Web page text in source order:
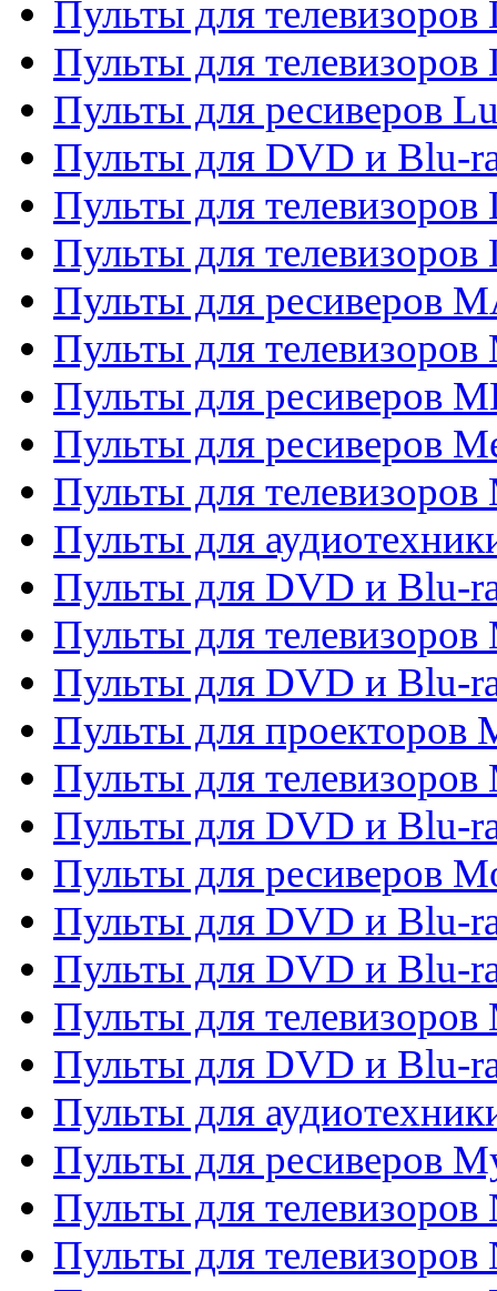
Пульты для телевизоров
Пульты для
Пульты для ресиверов
Пульты для DVD и Blu-
Пульты для телевизоров
Пульты для телевизоров
Пульты для ресиверов
Пульты для телевизоров
Пульты для ресиверов
Пульты для ресиверов
Пульты для телевизоров
Пульты для
Пульты для DVD и Blu-
Пульты для
Пульты для DVD и Blu-
Пульты для проекторов
Пульты для
Пульты для DVD и Blu-
Пульты для ресиверов
Пульты для DVD и Blu-
Пульты для DVD и Blu-
Пульты для телевизоров
Пульты для DVD и Blu-
Пульты для
Пульты для ресиверов
Пульты для телевизоров
Пульты для телевизоров